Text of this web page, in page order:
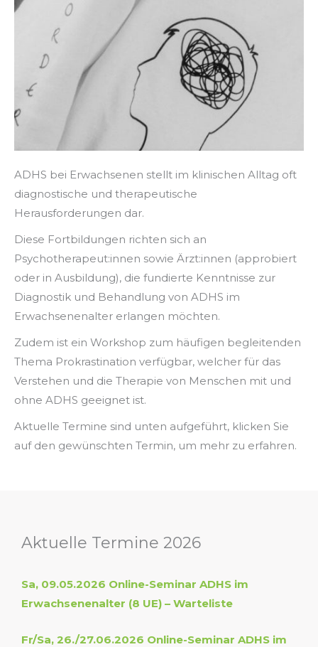
ADHS bei Erwachsenen stellt im klinischen Alltag oft
diagnostische und therapeutische
Herausforderungen dar.
Diese Fortbildungen richten sich an
Psychotherapeut:innen sowie Ärzt:innen (approbiert
oder in Ausbildung), die fundierte Kenntnisse zur
Diagnostik und Behandlung von ADHS im
Erwachsenenalter erlangen möchten.
Zudem ist ein Workshop zum häufigen begleitenden
Thema Prokrastination verfügbar, welcher für das
Verstehen und die Therapie von Menschen mit und
ohne ADHS geeignet ist.
Aktuelle Termine sind unten aufgeführt, klicken Sie
auf den gewünschten Termin, um mehr zu erfahren.
Aktuelle Termine 2026
Sa, 09.05.2026 Online-Seminar ADHS im
Erwachsenenalter (8 UE) – Warteliste
Fr/Sa, 26./27.06.2026 Online-Seminar ADHS im